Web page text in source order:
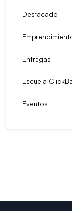
Destacado
Entregas
Escuela
Eventos